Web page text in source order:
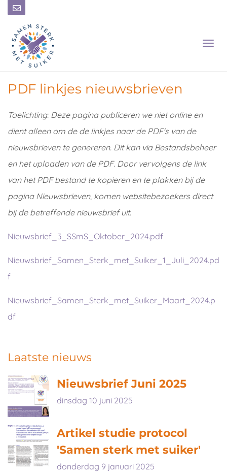
T
G
N
PDF linkjes nieuwsbrieven
Toelichting: Deze pagina publiceren we niet online en
dient alleen om de de linkjes naar de PDF's van de
nieuwsbrieven te genereren. Dit kan via Bestandsbeheer
en het uploaden van de PDF. Door vervolgens de link
van het PDF bestand te kopieren en te plakken bij de
pagina Nieuwsbrieven, komen websitebezoekers direct
bij de betreffende nieuwsbrief uit.
Nieuwsbrief_3_SSmS_Oktober_2024.pdf
Nieuwsbrief_Samen_Sterk_met_Suiker_1_Juli_2024.pd
f
Nieuwsbrief_Samen_Sterk_met_Suiker_Maart_2024.p
df
Laatste nieuws
Nieuwsbrief Juni 2025
dinsdag 10 juni 2025
Artikel studie protocol
'Samen sterk met suiker'
donderdag 9 januari 2025